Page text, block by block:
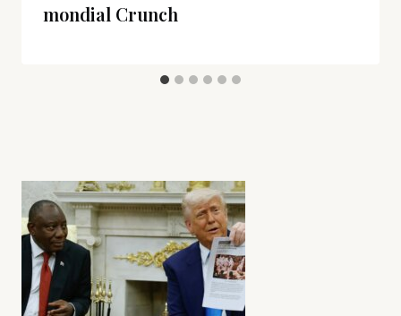
mondial Crunch